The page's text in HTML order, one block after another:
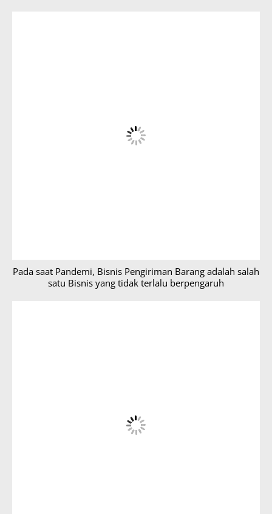
Pada saat Pandemi, Bisnis Pengiriman Barang adalah salah
satu Bisnis yang tidak terlalu berpengaruh